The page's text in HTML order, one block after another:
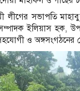
লীগের সভাপতি
ইলিয়াস হক,
ও অঙ্গসংগঠনের